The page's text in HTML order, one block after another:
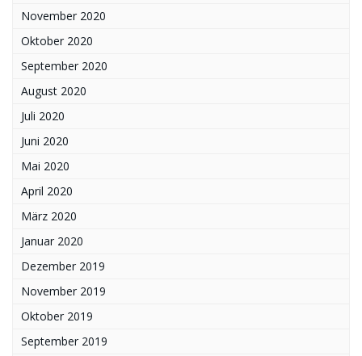
November 2020
Oktober 2020
September 2020
August 2020
Juli 2020
Juni 2020
Mai 2020
April 2020
März 2020
Januar 2020
Dezember 2019
November 2019
Oktober 2019
September 2019